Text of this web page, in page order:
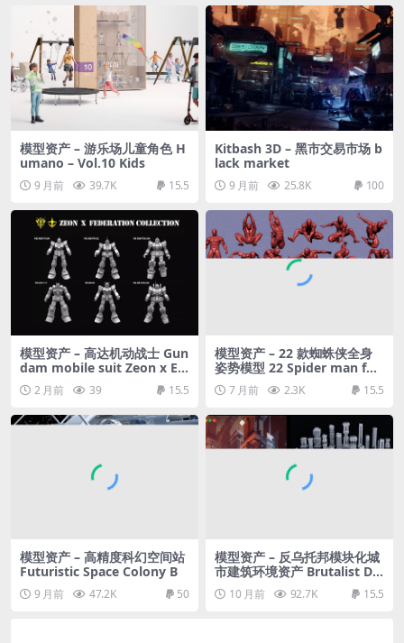
Normal Map)
模型资产 – 游乐场儿童角色 H
umano – Vol.10 Kids
9 月前 39.7K 15.5
Kitbash 3D – 黑市交易市场 b
lack market
9 月前 25.8K 100
模型资产 – 高达机动战士 Gun
dam mobile suit Zeon x Ea
rth Federation collection 3
D model
2 月前 39 15.5
模型资产 – 22 款蜘蛛侠全身
姿势模型 22 Spider man full
body poses
7 月前 2.3K 15.5
模型资产 – 高精度科幻空间站
Futuristic Space Colony B
9 月前 47.2K 50
模型资产 – 反乌托邦模块化城
市建筑环境资产 Brutalist Dy
stopia – Urban Buildings, S
tructures & Modular Envir
10 月前 92.7K 15.5